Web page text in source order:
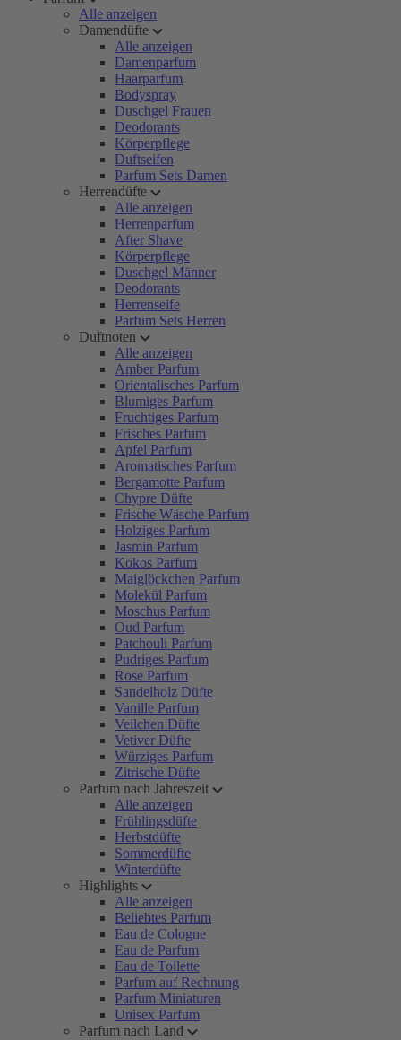
Alle anzeigen
Damendüfte
Alle anzeigen
Damenparfum
Haarparfum
Bodyspray
Duschgel Frauen
Deodorants
Körperpflege
Duftseifen
Parfum Sets Damen
Herrendüfte
Alle anzeigen
Herrenparfum
After Shave
Körperpflege
Duschgel Männer
Deodorants
Herrenseife
Parfum Sets Herren
Duftnoten
Alle anzeigen
Amber Parfum
Orientalisches Parfum
Blumiges Parfum
Fruchtiges Parfum
Frisches Parfum
Apfel Parfum
Aromatisches Parfum
Bergamotte Parfum
Chypre Düfte
Frische Wäsche Parfum
Holziges Parfum
Jasmin Parfum
Kokos Parfum
Maiglöckchen Parfum
Molekül Parfum
Moschus Parfum
Oud Parfum
Patchouli Parfum
Pudriges Parfum
Rose Parfum
Sandelholz Düfte
Vanille Parfum
Veilchen Düfte
Vetiver Düfte
Würziges Parfum
Zitrische Düfte
Parfum nach Jahreszeit
Alle anzeigen
Frühlingsdüfte
Herbstdüfte
Sommerdüfte
Winterdüfte
Highlights
Alle anzeigen
Beliebtes Parfum
Eau de Cologne
Eau de Parfum
Eau de Toilette
Parfum auf Rechnung
Parfum Miniaturen
Unisex Parfum
Parfum nach Land